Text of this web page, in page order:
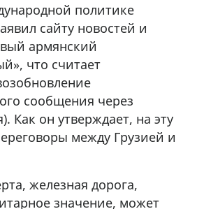
политике
сайту новостей и
армянский
что считает
сообщения через
Как он утверждает, на эту
между Грузией и
железная дорога,
значение, может